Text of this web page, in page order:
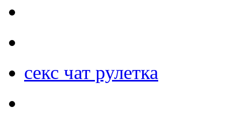
секс чат рулетка